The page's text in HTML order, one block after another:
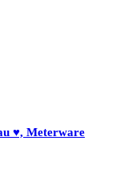
♥, Meterware